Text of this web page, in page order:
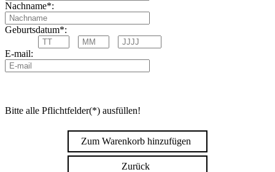
Nachname*:
Geburtsdatum*:
E-mail:
Bitte alle Pflichtfelder(*) ausfüllen!
Zum Warenkorb hinzufügen
Zurück